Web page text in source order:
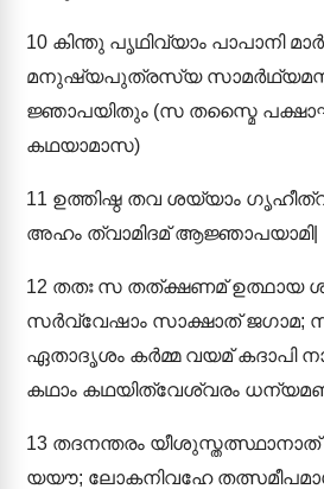
10 കിന്തു പൃഥിവ്യാം പാപാനി
മനുഷ്യപുത്രസ്യ
ജ്ഞാപയിതും (സ തസ്മൈ
കഥയാമാസ)
11 ഉത്തിഷ്ഠ തവ ശയ്യാം
അഹം ത്വാമിദമ് ആജ്ഞാപയാമി|
12 തതഃ സ തത്ക്ഷണമ് ഉത്ഥായ
സർവ്വേഷാം സാക്ഷാത് ജഗാമ;
ഏതാദൃശം കർമ്മ വയമ് കദാപി
കഥാം കഥയിത്വേശ്വരം
13 തദനന്തരം
യയൗ; ലോകനിവഹേ